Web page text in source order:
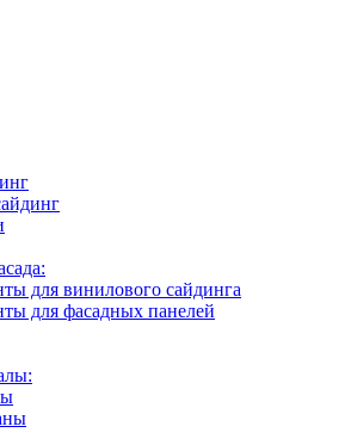
для винилового сайдинга
для фасадных панелей